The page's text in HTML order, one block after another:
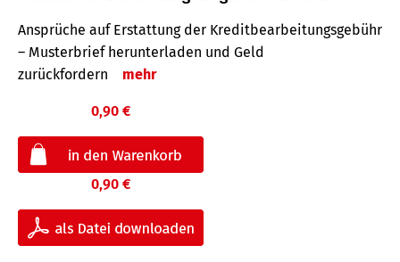
Ansprüche auf Erstattung der Kreditbearbeitungsgebühr
– Musterbrief herunterladen und Geld
zurückfordern
mehr
0,90 €
0,90 €